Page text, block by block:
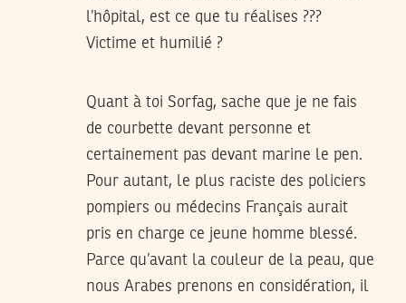
l’hôpital, est ce que tu réalises ???
Victime et humilié ?
Quant à toi Sorfag, sache que je ne fais
de courbette devant personne et
certainement pas devant marine le pen.
Pour autant, le plus raciste des policiers
pompiers ou médecins Français aurait
pris en charge ce jeune homme blessé.
Parce qu’avant la couleur de la peau, que
nous Arabes prenons en considération, il